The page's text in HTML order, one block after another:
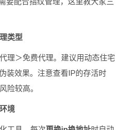
类型
理＞免费代理。建议用动态住宅
装效果。注意查看IP的存活时
险较高。
境